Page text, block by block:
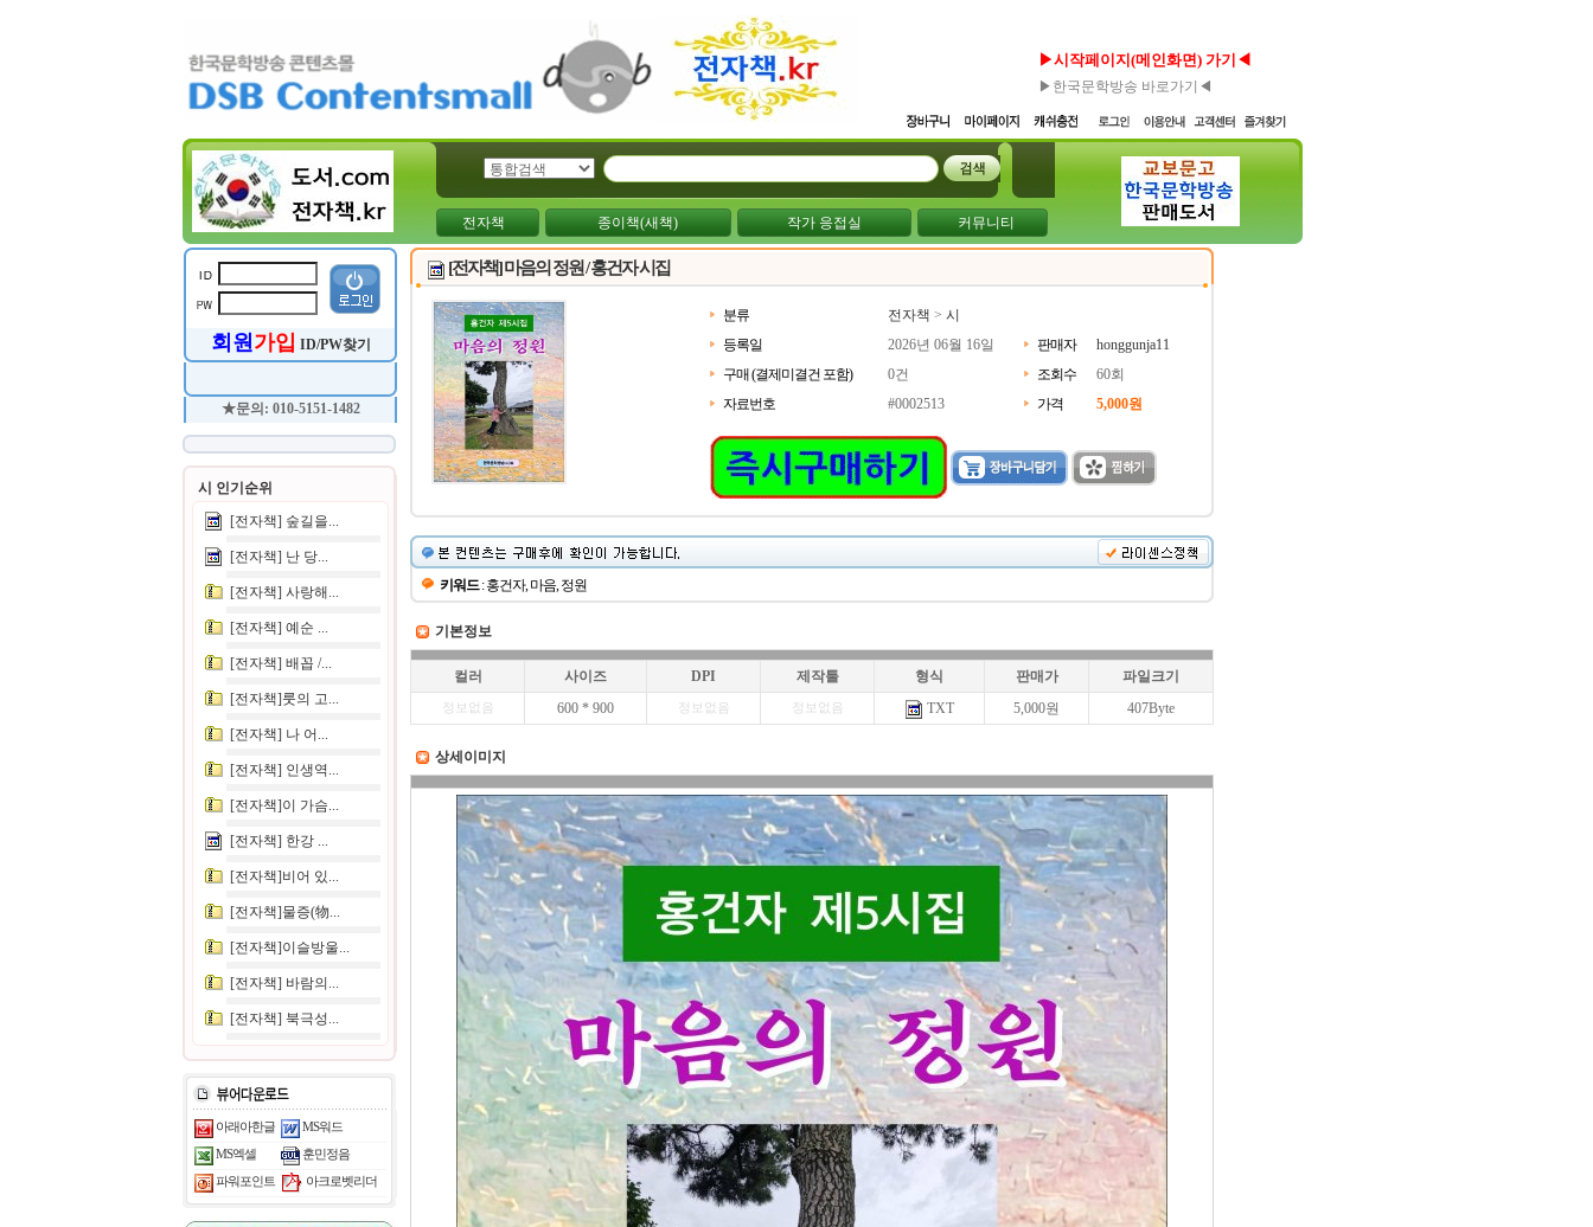
▶시작페이지(메인화면) 가기◀
▶한국문학방송 바로가기◀
전자책 종이책(새책) 작가 응접실 커뮤니티
회원가입 ID/PW찾기
★문의: 010-5151-1482
시 인기순위
[전자책] 숲길을...
[전자책] 난 당...
[전자책] 사랑해...
[전자책] 예순 ...
[전자책] 배꼽 /...
[전자책]룻의 고...
[전자책] 나 어...
[전자책] 인생역...
[전자책]이 가슴...
[전자책] 한강 ...
[전자책]비어 있...
[전자책]물증(物...
[전자책]이슬방울...
[전자책] 바람의...
[전자책] 북극성...
아래아한글 MS워드
MS엑셀 훈민정음
파워포인트 아크로벳리더
[전자책] 마음의 정원 / 홍건자 시집
분류 전자책 > 시
등록일
2026년 06월 16일 판매자
honggunja11
구매 (결제미결건 포함)
0건 조회수
60회
자료번호
#0002513 가격 5,000원
키워드: 홍건자, 마음, 정원
기본정보
컬러 사이즈 DPI 제작툴 형식 판매가 파일크기
정보없음 600 * 900 정보없음 정보없음 TXT 5,000원 407Byte
상세이미지